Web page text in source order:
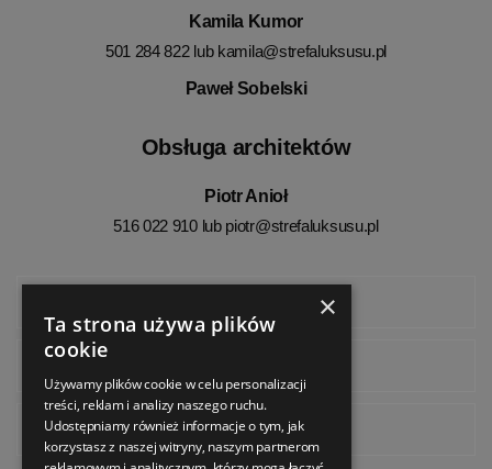
Kamila Kumor
501 284 822 lub kamila@strefaluksusu.pl
Paweł Sobelski
Obsługa architektów
Piotr Anioł
516 022 910 lub piotr@strefaluksusu.pl
Pinterest
×
Ta strona używa plików
cookie
Używamy plików cookie w celu personalizacji
treści, reklam i analizy naszego ruchu.
Udostępniamy również informacje o tym, jak
korzystasz z naszej witryny, naszym partnerom